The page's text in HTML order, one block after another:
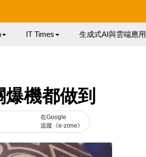
IT Times 生成式AI與雲端應用
機都做到
在Google
追蹤《e-zone》